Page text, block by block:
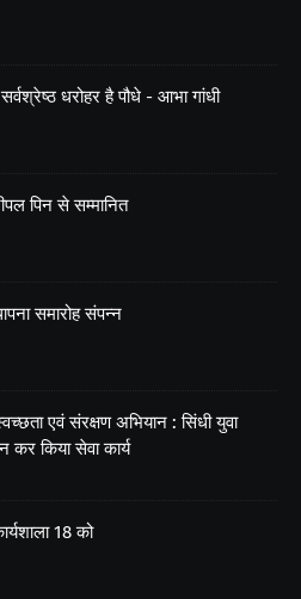
सर्वश्रेष्ठ धरोहर है पौधे - आभा गांधी
पिन से सम्मानित
समारोह संपन्न
एवं संरक्षण अभियान : सिंधी युवा
किया सेवा कार्य
18 को